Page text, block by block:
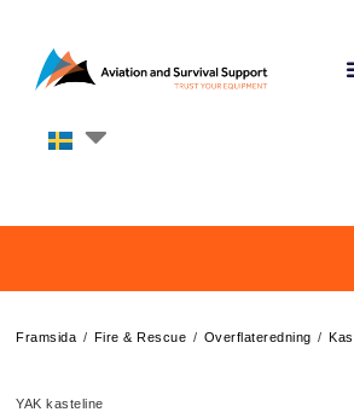
Framsida / Fire & Rescue / Overflateredning /
YAK kasteline